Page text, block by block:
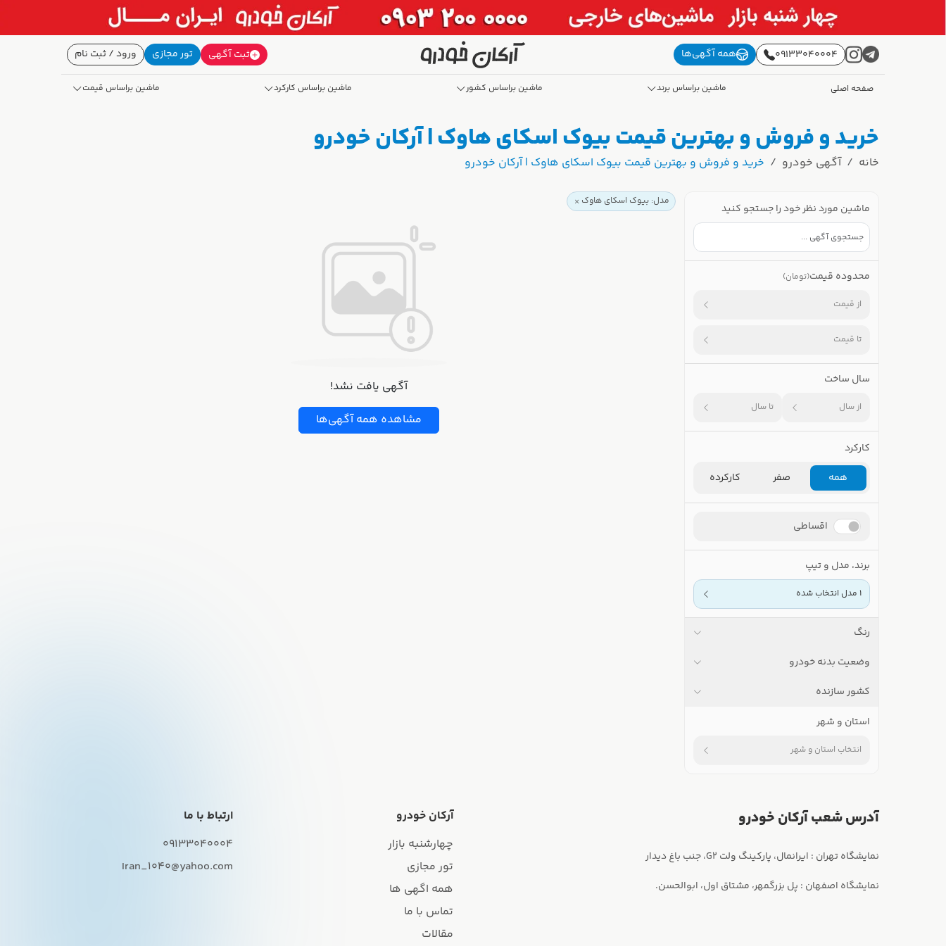
09133040004 همه آگهی‌ها ثبت آگهی تور مجازی ورود / ثبت نام
صفحه اصلی ماشین براساس برند ماشین براساس کشور ماشین براساس کارکرد ماشین براساس قیمت
خرید و فروش و بهترین قیمت بیوک اسکای هاوک | آرکان خودرو
خانه آگهی خودرو خرید و فروش و بهترین قیمت بیوک اسکای هاوک | آرکان خودرو
ماشین مورد نظر خود را جستجو کنید
محدوده قیمت(تومان)
از قیمت
تا قیمت
سال ساخت
از سال تا سال
کارکرد
همه
صفر کارکرده
اقساطی
برند، مدل و تیپ
1 مدل انتخاب شده
رنگ
وضعیت بدنه خودرو
کشور سازنده
استان و شهر
انتخاب استان و شهر
مدل: بیوک اسکای هاوک
آگهی یافت نشد!
مشاهده همه آگهی‌ها
آدرس شعب آرکان خودرو
نمایشگاه اصفهان : پل بزرگمهر، مشتاق اول، ابوالحسن.
آرکان خودرو
چهارشنبه بازار
تور مجازی
همه اگهی ها
تماس با ما
مقالات
ارتباط با ما
09133040004
Iran_1040@yahoo.com